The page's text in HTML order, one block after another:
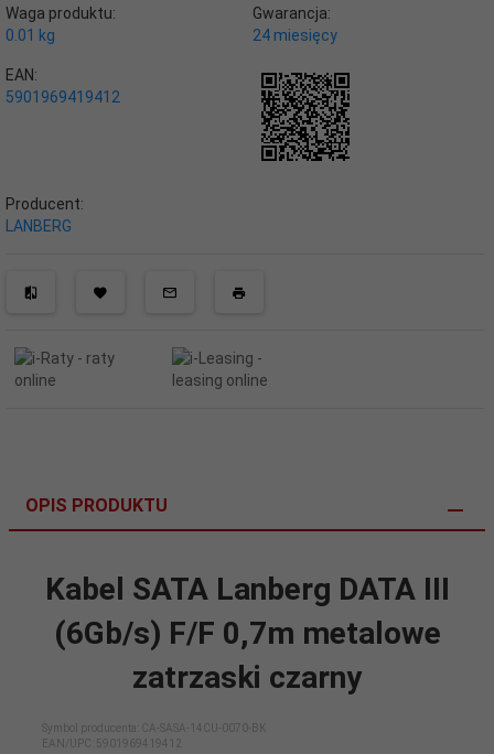
Waga produktu:
0.01 kg
Gwarancja:
24 miesięcy
EAN:
5901969419412
Producent:
LANBERG
OPIS PRODUKTU
Kabel SATA Lanberg DATA III
(6Gb/s) F/F 0,7m metalowe
zatrzaski czarny
Symbol producenta: CA-SASA-14CU-0070-BK
EAN/UPC: 5901969419412